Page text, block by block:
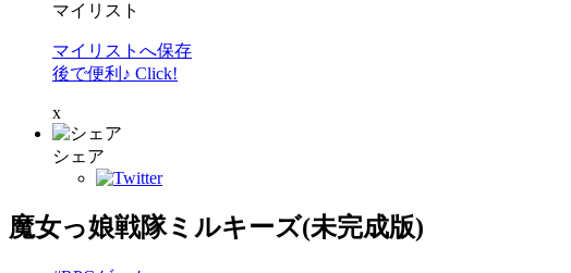
マイリスト
マイリストへ保存
後で便利♪ Click!
x
シェア
魔女っ娘戦隊ミルキーズ(未完成版)